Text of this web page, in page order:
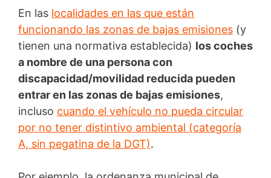
En las localidades en las que están
funcionando las zonas de bajas emisiones (y
tienen una normativa establecida) los coches
a nombre de una persona con
discapacidad/movilidad reducida pueden
entrar en las zonas de bajas emisiones,
incluso cuando el vehículo no pueda circular
por no tener distintivo ambiental (categoría
A, sin pegatina de la DGT).